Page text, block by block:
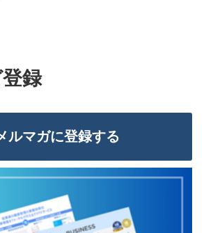
録
ルマガに登録する